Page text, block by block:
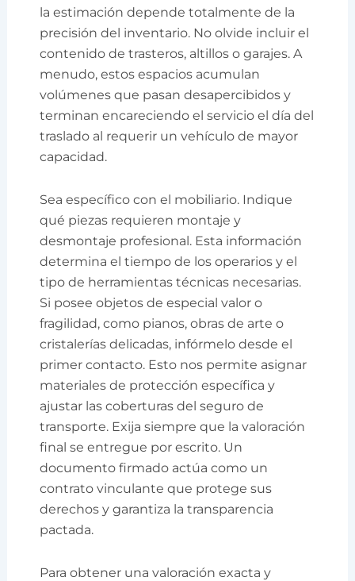
la estimación depende totalmente de la
precisión del inventario. No olvide incluir el
contenido de trasteros, altillos o garajes. A
menudo, estos espacios acumulan
volúmenes que pasan desapercibidos y
terminan encareciendo el servicio el día del
traslado al requerir un vehículo de mayor
capacidad.
Sea específico con el mobiliario. Indique
qué piezas requieren montaje y
desmontaje profesional. Esta información
determina el tiempo de los operarios y el
tipo de herramientas técnicas necesarias.
Si posee objetos de especial valor o
fragilidad, como pianos, obras de arte o
cristalerías delicadas, infórmelo desde el
primer contacto. Esto nos permite asignar
materiales de protección específica y
ajustar las coberturas del seguro de
transporte. Exija siempre que la valoración
final se entregue por escrito. Un
documento firmado actúa como un
contrato vinculante que protege sus
derechos y garantiza la transparencia
pactada.
Para obtener una valoración exacta y